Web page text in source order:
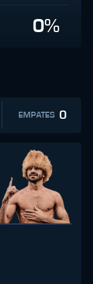
0%
EMPATES 0